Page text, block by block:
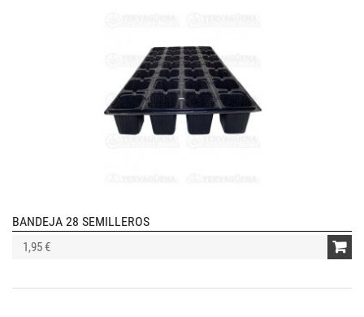
BANDEJA 28 SEMILLEROS
1,95 €